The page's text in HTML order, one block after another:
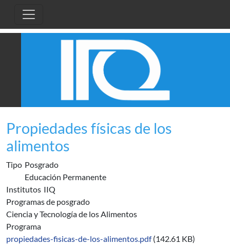
Propiedades físicas de los
alimentos
Tipo Posgrado
Educación Permanente
Institutos IIQ
Programas de posgrado
Ciencia y Tecnología de los Alimentos
Programa
propiedades-fisicas-de-los-alimentos.pdf (142.61 KB)